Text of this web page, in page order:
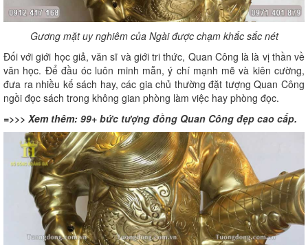
Gương mặt uy nghiêm của Ngài được chạm khắc sắc nét
Đối với giới học giả, văn sĩ và giới tri thức, Quan Công là là vị thần về
văn học. Để đầu óc luôn minh mẫn, ý chí mạnh mẽ và kiên cường,
đưa ra nhiều kế sách hay, các gia chủ thường đặt tượng Quan Công
ngồi đọc sách trong không gian phòng làm việc hay phòng đọc.
=>>> Xem thêm: 99+ bức tượng đồng Quan Công đẹp cao cấp.